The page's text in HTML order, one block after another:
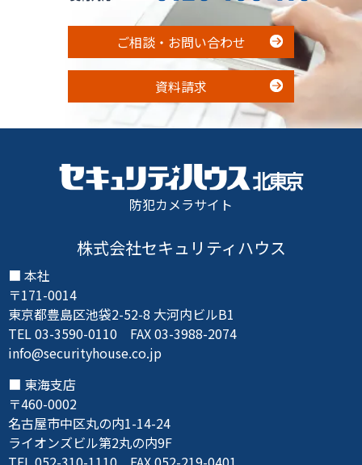
ご相談・お問い合わせ
資料請求
防犯カメラサイト
株式会社セキュリティハウス
本社
〒171-0014
東京都豊島区池袋2-52-8 大河内ビルB1
TEL 03-3590-0110 FAX 03-3988-2074
info@securityhouse.co.jp
東海支店
〒460-0002
名古屋市中区丸の内1-14-24
ライオンズビル第2丸の内9F